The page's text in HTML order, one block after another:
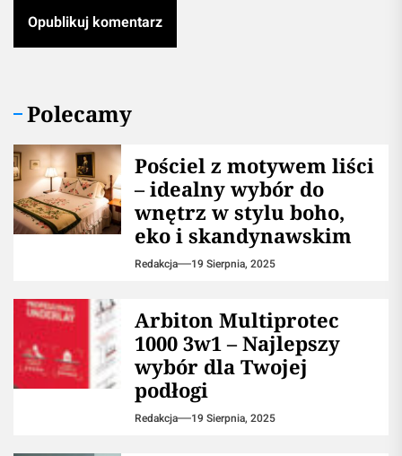
Polecamy
Pościel z motywem liści
– idealny wybór do
wnętrz w stylu boho,
eko i skandynawskim
Redakcja 19 Sierpnia, 2025
Arbiton Multiprotec
1000 3w1 – Najlepszy
wybór dla Twojej
podłogi
Redakcja 19 Sierpnia, 2025